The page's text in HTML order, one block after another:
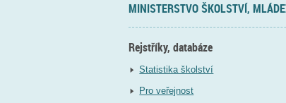
MINISTERSTVO ŠKOLSTVÍ,
Rejstříky, databáze
Statistika školství
Pro veřejnost